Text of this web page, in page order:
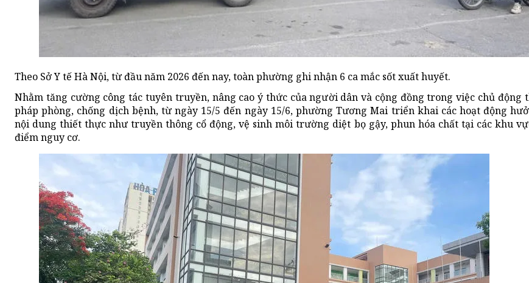
Theo Sở Y tế Hà Nội, từ đầu năm 2026 đến nay,toàn phường ghi nhận 6 ca mắc sốt xuất huyết.
Nhằm tăng cường công tác tuyên truyền, nâng cao ý thức của người dân và cộng đồng trong việc chủ động
pháp phòng, chống dịch bệnh, từ ngày 15/5 đến ngày 15/6, phường Tương Mai triển khai các hoạt động
nội dung thiết thực như truyền thông cổ động, vệ sinh môi trường diệt bọ gậy, phun hóa chất tại các khu
điểm nguy cơ.